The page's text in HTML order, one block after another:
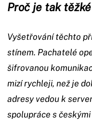
Proč je tak
Vyšetřování těchto
stínem. Pachatelé
šifrovanou
mizí rychleji, než je
adresy vedou k
spolupráce s